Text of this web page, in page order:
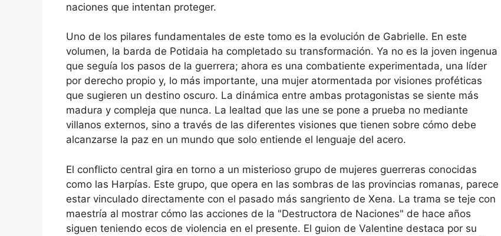
naciones que intentan proteger.
Uno de los pilares fundamentales de este tomo es la evolución de Gabrielle. En este
volumen, la barda de Potidaia ha completado su transformación. Ya no es la joven ingenua
que seguía los pasos de la guerrera; ahora es una combatiente experimentada, una líder
por derecho propio y, lo más importante, una mujer atormentada por visiones proféticas
que sugieren un destino oscuro. La dinámica entre ambas protagonistas se siente más
madura y compleja que nunca. La lealtad que las une se pone a prueba no mediante
villanos externos, sino a través de las diferentes visiones que tienen sobre cómo debe
alcanzarse la paz en un mundo que solo entiende el lenguaje del acero.
El conflicto central gira en torno a un misterioso grupo de mujeres guerreras conocidas
como las Harpías. Este grupo, que opera en las sombras de las provincias romanas, parece
estar vinculado directamente con el pasado más sangriento de Xena. La trama se teje con
maestría al mostrar cómo las acciones de la "Destructora de Naciones" de hace años
siguen teniendo ecos de violencia en el presente. El guion de Valentine destaca por su